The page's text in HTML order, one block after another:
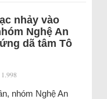
nhảy vào
Nghệ An
dã tâm Tô
nhóm Nghệ An